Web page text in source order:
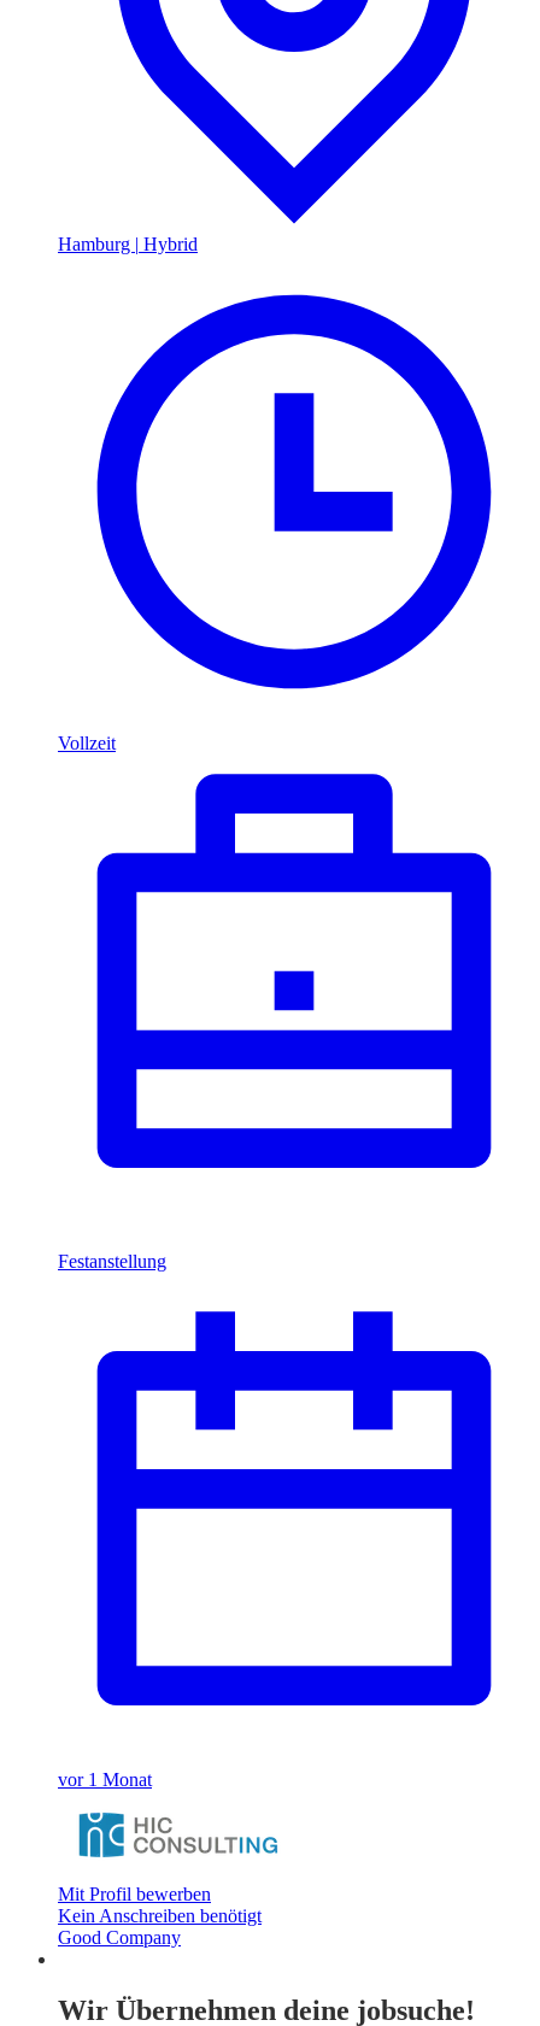
Hamburg | Hybrid
Vollzeit
Festanstellung
vor 1 Monat
Mit Profil bewerben
Kein Anschreiben benötigt
Good Company
Wir Übernehmen deine jobsuche!